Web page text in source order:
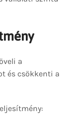
a
és csökkenti a